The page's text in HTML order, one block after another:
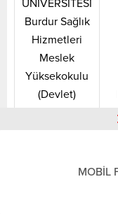
ÜNİVERSİTESİ
Burdur Sağlık
Hizmetleri
Meslek
Yüksekokulu
(Devlet)
ÜNİVERSİTESİMOBİL